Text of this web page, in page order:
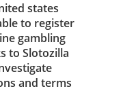
states
to register
gambling
to Slotozilla
and terms